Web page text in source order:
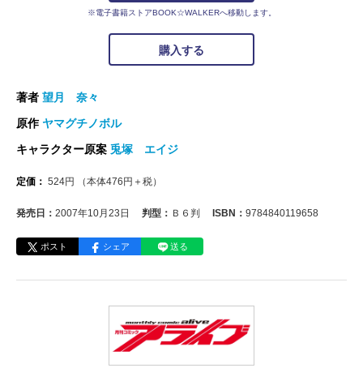
※電子書籍ストアBOOK☆WALKERへ移動します。
購入する
著者 望月 奈々
原作 ヤマグチノボル
キャラクター原案 兎塚 エイジ
定価： 524円 （本体476 円＋税）
発売日： 2007年10月23日 判型： Ｂ６判 ISBN： 9784840119658
ポスト シェア 送る